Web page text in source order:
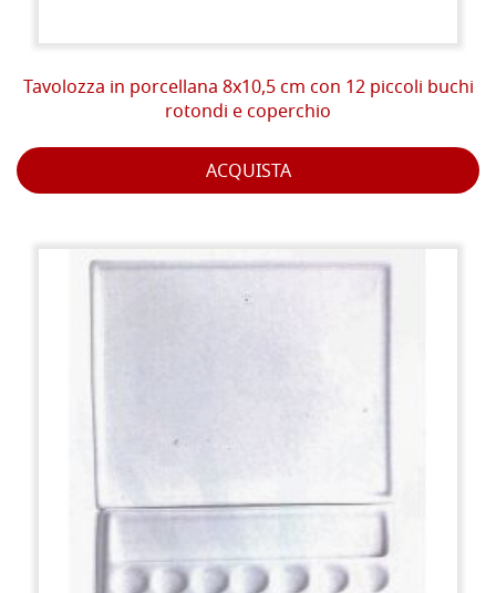
Tavolozza in porcellana 8x10,5 cm con 12 piccoli buchi
rotondi e coperchio
ACQUISTA